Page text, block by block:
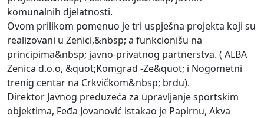
komunalnih djelatnosti.
Ovom prilikom pomenuo je tri uspješna projekta koji su
realizovani u Zenici,&nbsp; a funkcionišu na
principima&nbsp; javno-privatnog partnerstva. ( ALBA
Zenica d.o.o, &quot;Komgrad -Ze&quot; i Nogometni
trenig centar na Crkvičkom&nbsp; brdu).
Direktor Javnog preduzeća za upravljanje sportskim
objektima, Feđa Jovanović istakao je Papirnu, Akva